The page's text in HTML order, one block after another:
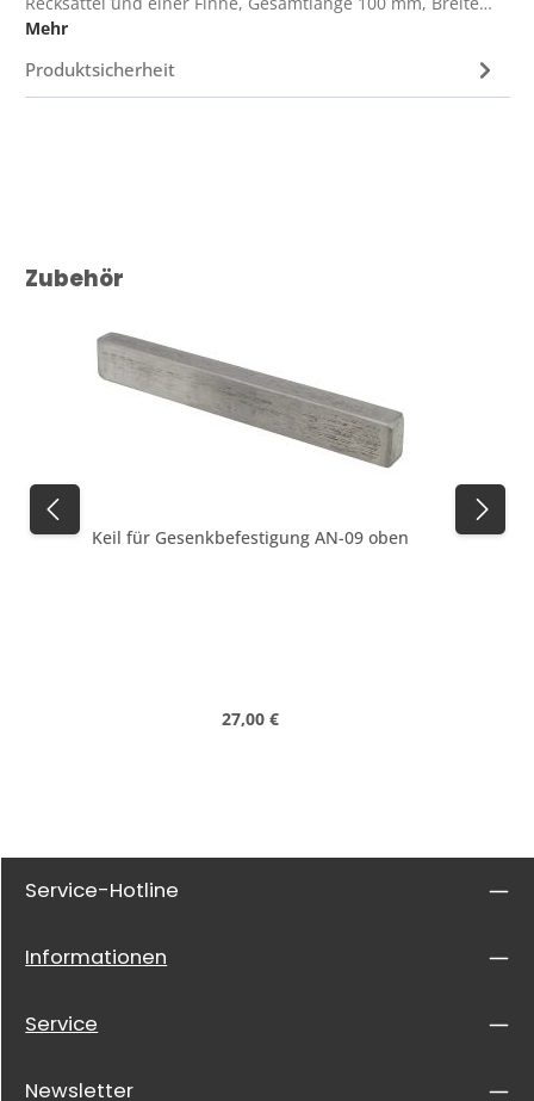
Mehr
Produktsicherheit
Produktgalerie überspringen
Zubehör
Keil für Gesenkbefestigung AN-09 oben
Regulärer Preis:
27,00 €
Service-Hotline
Informationen
Service
Newsletter